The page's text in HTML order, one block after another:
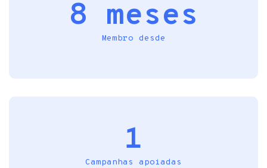
8 meses
Membro desde
1
Campanhas apoiadas